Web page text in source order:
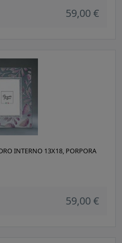
59,00 €
INTERNO 13X18, PORPORA
59,00 €